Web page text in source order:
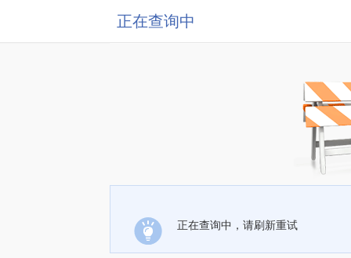
正在查询中
正在查询中，请刷新重试